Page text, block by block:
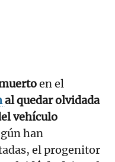
en el
al quedar olvidada
vehículo
han
el progenitor